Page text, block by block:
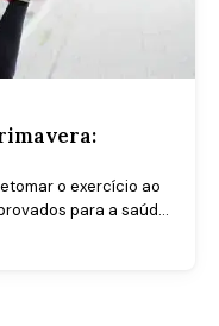
o exercício ao
para a saúde
de forma segura e